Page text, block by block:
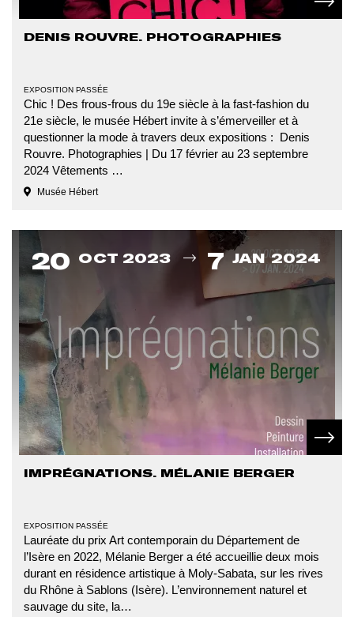
En
DENIS ROUVRE. PHOTOGRAPHIES
TYPE
D'ÉVÉNEMENT
EXPOSITION PASSÉE
Chic ! Des frous-frous du 19e siècle à la fast-fashion du
21e siècle, le musée Hébert invite à s’émerveiller et à
questionner la mode à travers deux expositions : Denis
Rouvre. Photographies | Du 17 février au 23 septembre
2024 Vêtements …
Musée Hébert
Du
20 OCT 2023 7 JAN 2024
En
IMPRÉGNATIONS. MÉLANIE BERGER
TYPE
D'ÉVÉNEMENT
EXPOSITION PASSÉE
Lauréate du prix Art contemporain du Département de
l’Isère en 2022, Mélanie Berger a été accueillie deux mois
durant en résidence artistique à Moly-Sabata, sur les rives
du Rhône à Sablons (Isère). L’environnement naturel et
sauvage du site, la…